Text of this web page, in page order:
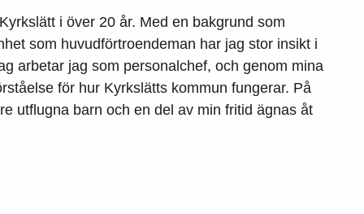
i över 20 år. Med en bakgrund som
som huvudförtroendeman har jag stor insikt i
arbetar jag som personalchef, och genom mina
för hur Kyrkslätts kommun fungerar. På
utflugna barn och en del av min fritid ägnas åt